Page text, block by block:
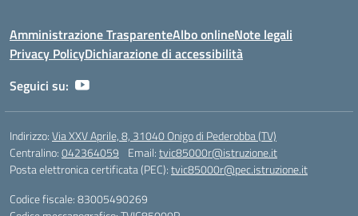
Amministrazione TrasparenteAlbo onlineNote legali
Privacy PolicyDichiarazione di accessibilità
Seguici su:
Indirizzo:Via XXV Aprile, 8, 31040 Onigo di Pederobba (TV)
Centralino:042364059 Email:tvic85000r@istruzione.it
Posta elettronica certificata (PEC):tvic85000r@pec.istruzione.it
Codice fiscale: 83005490269